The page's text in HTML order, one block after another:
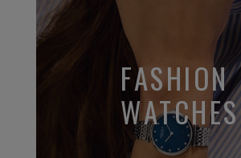
FASHION
WATCHES